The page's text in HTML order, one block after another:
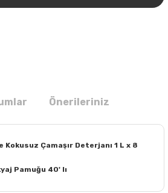
Önerileriniz
Kokusuz Çamaşır Deterjanı 1 L x 8
Pamuğu 40' lı